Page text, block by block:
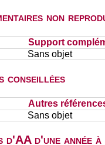
non
Support
Sans objet
conseillées
Autres
Sans objet
d'AA d'une année